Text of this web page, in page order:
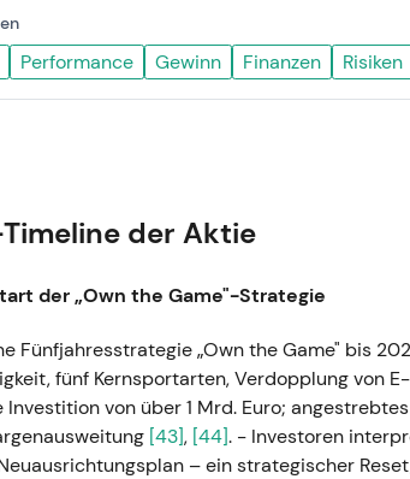
Performance Gewinn Finanzen Risiken
der Aktie
der „Own the Game"-Strategie
Fünfjahresstrategie „Own the Game" bis
fünf Kernsportarten, Verdopplung von
von über 1 Mrd. Euro;
[43], [44]. - Investoren
– ein strategischer